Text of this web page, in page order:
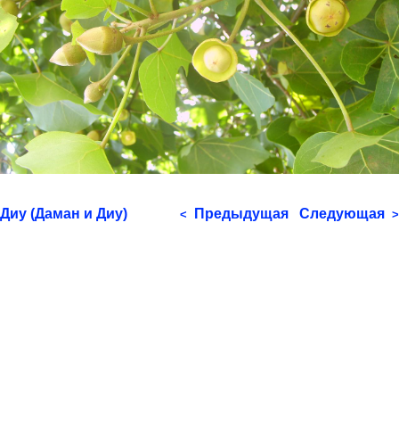
Диу (Даман и Диу) < Предыдущая Следующая >